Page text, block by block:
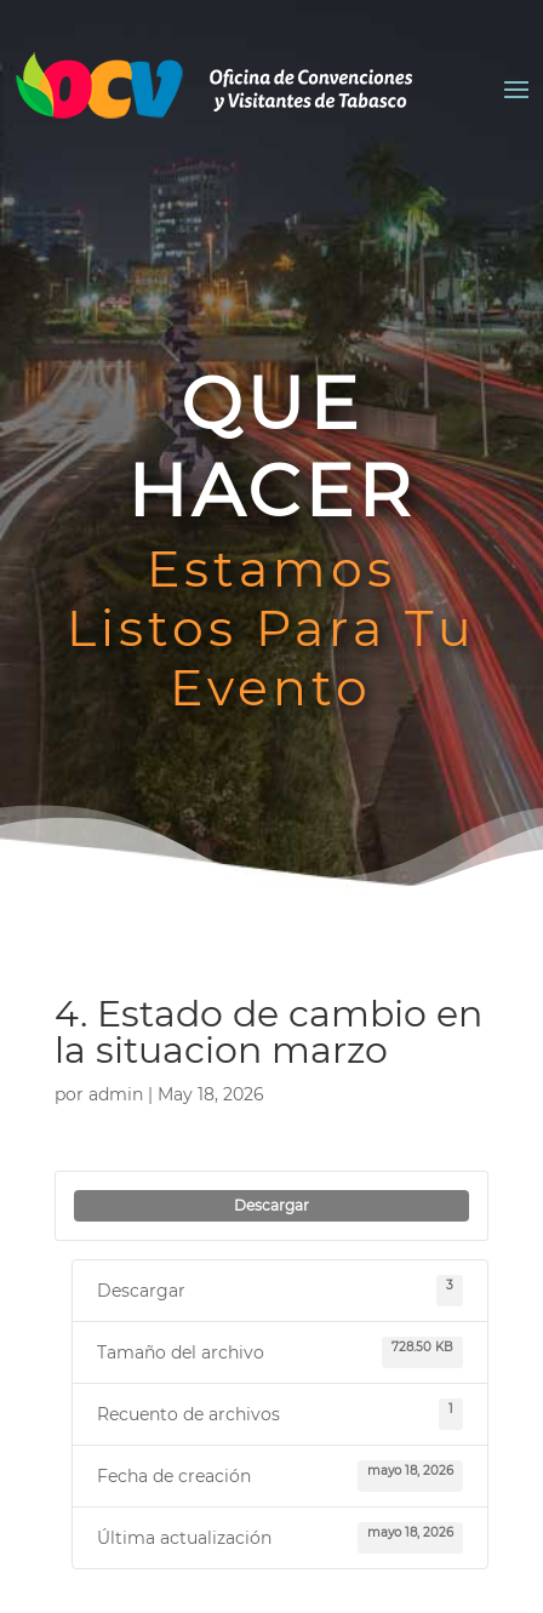
QUE
HACER
Estamos
Listos Para Tu
Evento
4. Estado de cambio en
la situacion marzo
por admin| May 18, 2026
Descargar
Descargar 3
Tamaño del archivo 728.50 KB
Recuento de archivos 1
Fecha de creación mayo 18, 2026
Última actualización mayo 18, 2026